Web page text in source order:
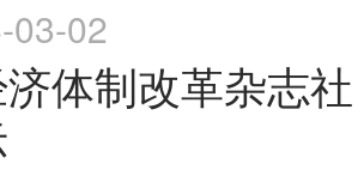
03-02
体制改革杂志